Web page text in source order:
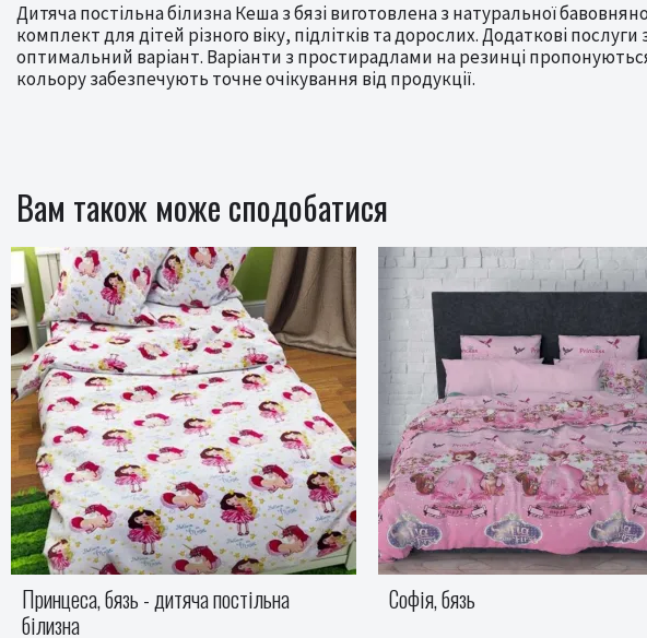
Дитяча постільна білизна Кеша з бязі виготовлена з натуральної
комплект для дітей різного віку, підлітків та дорослих. Додаткові
оптимальний варіант. Варіанти з простирадлами на резинці
кольору забезпечують точне очікування від продукції.
Вам також може сподобатися
Софія, бязь Зооленд, бязь